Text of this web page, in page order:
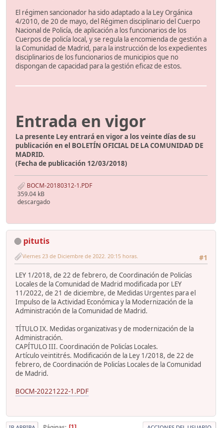
El régimen sancionador ha sido adaptado a la Ley Orgánica
4/2010, de 20 de mayo, del Régimen disciplinario del Cuerpo
Nacional de Policía, de aplicación a los funcionarios de los
Cuerpos de policía local, y se regula la encomienda de gestión a
la Comunidad de Madrid, para la instrucción de los expedientes
disciplinarios de los funcionarios de municipios que no
dispongan de capacidad para la gestión eficaz de estos.
Entrada en vigor
La presente Ley entrará en vigor a los veinte días de su
publicación en el BOLETÍN OFICIAL DE LA COMUNIDAD DE
MADRID.
(Fecha de publicación 12/03/2018)
BOCM-20180312-1.PDF
359.04 kB
descargado
pitutis
#1
Viernes 23 de Diciembre de 2022. 20:15 horas.
LEY 1/2018, de 22 de febrero, de Coordinación de Policías
Locales de la Comunidad de Madrid modificada por LEY
11/2022, de 21 de diciembre, de Medidas Urgentes para el
Impulso de la Actividad Económica y la Modernización de la
Administración de la Comunidad de Madrid.
TÍTULO IX. Medidas organizativas y de modernización de la
Administración.
CAPÍTULO III. Coordinación de Policías Locales.
Artículo veintitrés. Modificación de la Ley 1/2018, de 22 de
febrero, de Coordinación de Policías Locales de la Comunidad
de Madrid.
BOCM-20221222-1.PDF